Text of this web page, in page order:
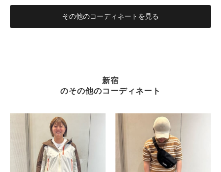
その他のコーディネートを見る
新宿
のその他のコーディネート